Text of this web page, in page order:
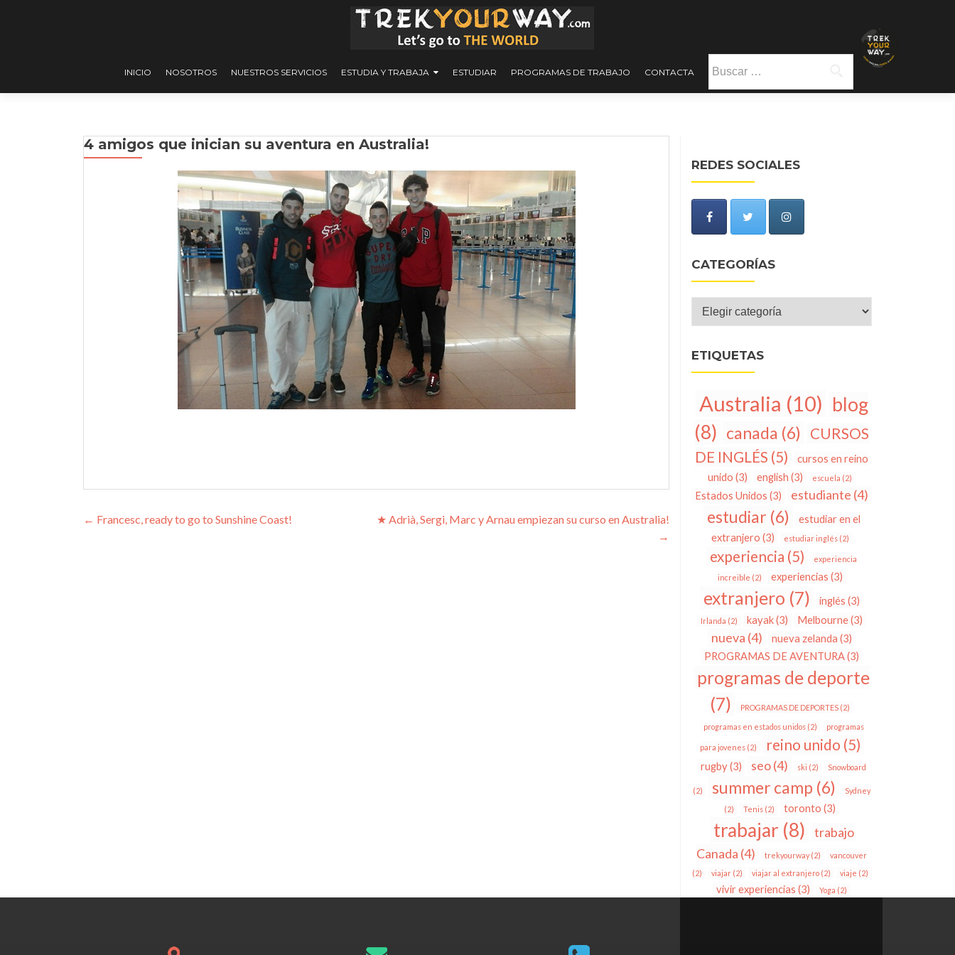
INICIO NOSOTROS NUESTROS SERVICIOS ESTUDIA Y TRABAJA ESTUDIAR PROGRAMAS DE TRABAJO CONTACTA
4 amigos que inician su aventura en Australia!
Navegación de entradas
← Francesc, ready to go to Sunshine Coast!
★ Adrià, Sergi, Marc y Arnau empiezan su curso en Australia!
→
REDES SOCIALES
CATEGORÍAS
Categorías
ETIQUETAS
Australia (10) blog
(8) canada (6)
CURSOS
DE INGLÉS (5)
cursos en reino
unido (3) english (3) escuela (2)
Estados Unidos (3) estudiante (4)
estudiar (6)
estudiar en el
extranjero (3) estudiar inglés(2)
experiencia (5)
experiencia
increible (2) experiencias (3)
extranjero (7) inglés (3)
Irlanda (2) kayak(3) Melbourne(3)
nueva (4) nueva zelanda (3)
PROGRAMAS DE AVENTURA(3)
programas de deporte
(7)
PROGRAMAS DE DEPORTES (2)
programas en estados unidos(2) programas
para jovenes(2) reino unido (5)
rugby(3) seo(4) ski (2) Snowboard
(2) summer camp (6)
Sydney
(2)
Tenis (2) toronto (3)
trabajar (8)
trabajo
Canada (4) trekyourway(2)
vancouver
(2)
viajar(2) viajar al extranjero(2) viaje (2)
vivir experiencias (3) Yoga (2)